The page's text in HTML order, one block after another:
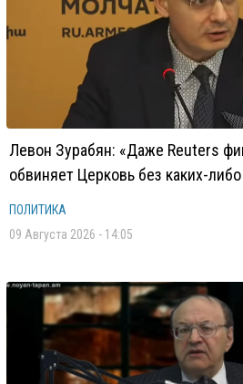
Левон Зурабян: «Даже Reuters
обвиняет Церковь без каких-
ПОЛИТИКА
09 Августа 2026 - 14:05